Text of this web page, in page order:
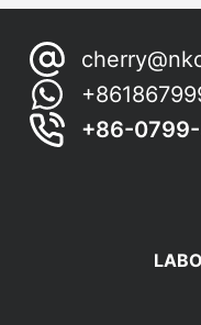
+86-